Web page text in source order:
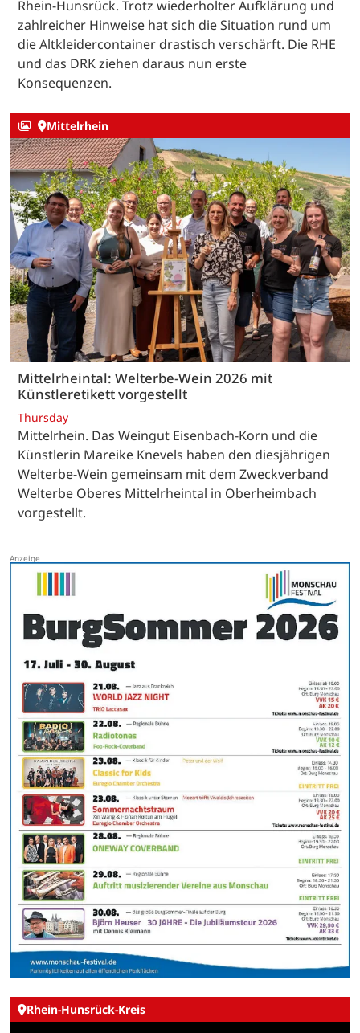
Rhein-Hunsrück. Trotz wiederholter Aufklärung und
zahlreicher Hinweise hat sich die Situation rund um
die Altkleidercontainer drastisch verschärft. Die RHE
und das DRK ziehen daraus nun erste
Konsequenzen.
Mittelrhein
Mittelrheintal: Welterbe-Wein 2026 mit
Künstleretikett vorgestellt
Thursday
Mittelrhein. Das Weingut Eisenbach-Korn und die
Künstlerin Mareike Knevels haben den diesjährigen
Welterbe-Wein gemeinsam mit dem Zweckverband
Welterbe Oberes Mittelrheintal in Oberheimbach
vorgestellt.
Rhein-Hunsrück-Kreis